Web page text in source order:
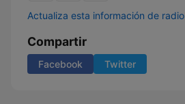
Actualiza esta información de radio
Compartir
Facebook Twitter